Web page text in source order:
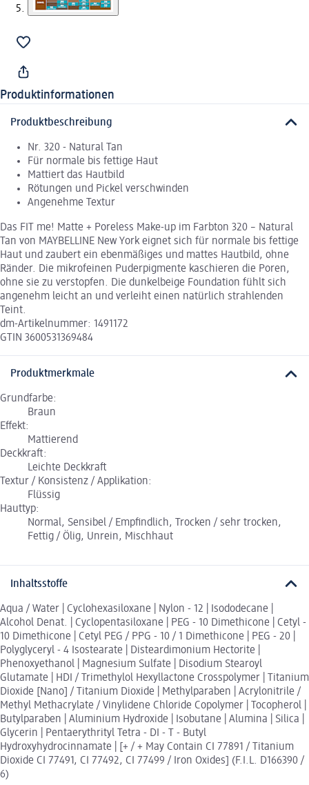
Produktinformationen
Produktbeschreibung
Nr. 320 - Natural Tan
Für normale bis fettige Haut
Mattiert das Hautbild
Rötungen und Pickel verschwinden
Angenehme Textur
Das FIT me! Matte + Poreless Make-up im Farbton 320 – Natural
Tan von MAYBELLINE New York eignet sich für normale bis fettige
Haut und zaubert ein ebenmäßiges und mattes Hautbild, ohne
Ränder. Die mikrofeinen Puderpigmente kaschieren die Poren,
ohne sie zu verstopfen. Die dunkelbeige Foundation fühlt sich
angenehm leicht an und verleiht einen natürlich strahlenden
Teint.
dm-Artikelnummer: 1491172
GTIN 3600531369484
Produktmerkmale
Grundfarbe:
Braun
Effekt:
Mattierend
Deckkraft:
Leichte Deckkraft
Textur / Konsistenz / Applikation:
Flüssig
Hauttyp:
Normal, Sensibel / Empfindlich, Trocken / sehr trocken,
Fettig / Ölig, Unrein, Mischhaut
Inhaltsstoffe
Aqua / Water | Cyclohexasiloxane | Nylon - 12 | Isododecane |
Alcohol Denat. | Cyclopentasiloxane | PEG - 10 Dimethicone | Cetyl -
10 Dimethicone | Cetyl PEG / PPG - 10 / 1 Dimethicone | PEG - 20 |
Polyglyceryl - 4 Isostearate | Disteardimonium Hectorite |
Phenoxyethanol | Magnesium Sulfate | Disodium Stearoyl
Glutamate | HDI / Trimethylol Hexyllactone Crosspolymer | Titanium
Dioxide [Nano] / Titanium Dioxide | Methylparaben | Acrylonitrile /
Methyl Methacrylate / Vinylidene Chloride Copolymer | Tocopherol |
Butylparaben | Aluminium Hydroxide | Isobutane | Alumina | Silica |
Glycerin | Pentaerythrityl Tetra - DI - T - Butyl
Hydroxyhydrocinnamate | [+ / + May Contain CI 77891 / Titanium
Dioxide CI 77491, CI 77492, CI 77499 / Iron Oxides] (F.I.L. D166390 /
6)